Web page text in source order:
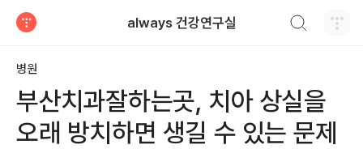
always 건강연구실
병원
부산치과잘하는곳, 치아 상실을
오래 방치하면 생길 수 있는 문제